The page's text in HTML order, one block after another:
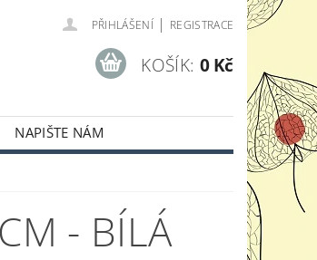
PŘIHLÁŠENÍ | REGISTRACE
KOŠÍK: 0 Kč
NAPIŠTE NÁM
- BÍLÁ